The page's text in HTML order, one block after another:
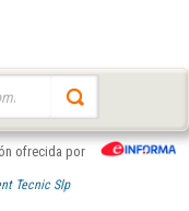
ofrecida por
Tecnic Slp